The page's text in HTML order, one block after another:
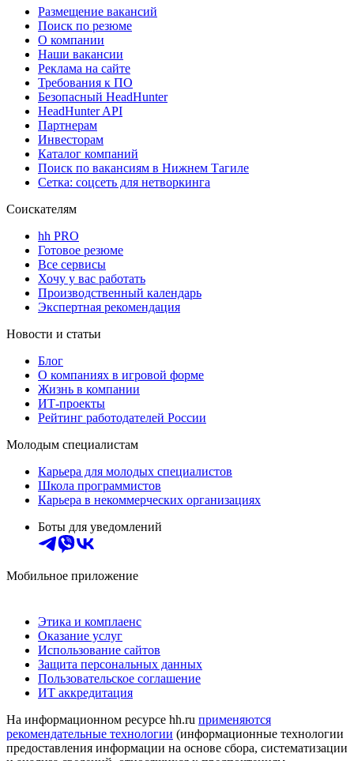
Размещение вакансий
Поиск по резюме
О компании
Наши вакансии
Реклама на сайте
Требования к ПО
Безопасный HeadHunter
HeadHunter API
Партнерам
Инвесторам
Каталог компаний
Поиск по вакансиям в Нижнем Тагиле
Сетка: соцсеть для нетворкинга
Соискателям
hh PRO
Готовое резюме
Все сервисы
Хочу у вас работать
Производственный календарь
Экспертная рекомендация
Новости и статьи
Блог
О компаниях в игровой форме
Жизнь в компании
ИТ-проекты
Рейтинг работодателей России
Молодым специалистам
Карьера для молодых специалистов
Школа программистов
Карьера в некоммерческих организациях
Боты для уведомлений
Мобильное приложение
Этика и комплаенс
Оказание услуг
Использование сайтов
Защита персональных данных
Пользовательское соглашение
ИТ аккредитация
На информационном ресурсе hh.ru применяются
рекомендательные технологии (информационные технологии
предоставления информации на основе сбора, систематизации